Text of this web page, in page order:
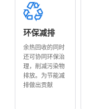
环保减排
余热回收的同时
还可协同环保治
理，削减污染物
排放。为节能减
排做出贡献